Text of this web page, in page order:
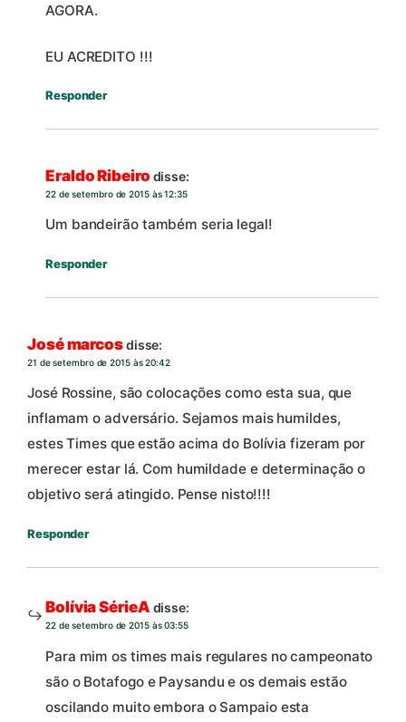
AGORA.
EU ACREDITO !!!
Responder
Eraldo Ribeiro disse:
22 de setembro de 2015 às 12:35
Um bandeirão também seria legal!
Responder
José marcosdisse:
21 de setembro de 2015 às 20:42
José Rossine, são colocações como esta sua, que
inflamam o adversário. Sejamos mais humildes,
estes Times que estão acima do Bolívia fizeram por
merecer estar lá. Com humildade e determinação o
objetivo será atingido. Pense nisto!!!!
Responder
Bolívia SérieA disse:
22 de setembro de 2015 às 03:55
Para mim os times mais regulares no campeonato
são o Botafogo e Paysandu e os demais estão
oscilando muito embora o Sampaio esta